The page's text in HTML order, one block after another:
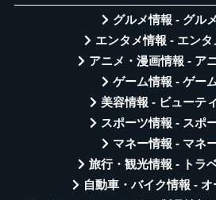
グルメ情報 - グル
エンタメ情報 - エンタ
アニメ・漫画情報 - ア
ゲーム情報 - ゲー
美容情報 - ビューテ
スポーツ情報 - スポ
マネー情報 - マネ
旅行・観光情報 - トラ
自動車・バイク情報 -